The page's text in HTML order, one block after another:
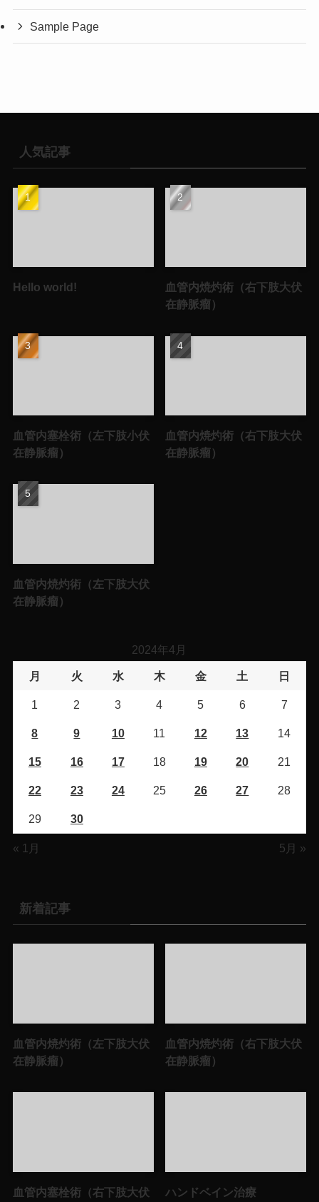
Sample Page
人気記事
Hello world!
血管内焼灼術（右下肢大伏
在静脈瘤）
血管内塞栓術（左下肢小伏
在静脈瘤）
血管内焼灼術（右下肢大伏
在静脈瘤）
血管内焼灼術（左下肢大伏
在静脈瘤）
2024年4月
月 火 水 木 金 土 日
1 2 3 4 5 6 7
8 9 10 11 12 13 14
15 16 17 18 19 20 21
22 23 24 25 26 27 28
29 30
« 1月 5月 »
新着記事
血管内焼灼術（左下肢大伏
在静脈瘤）
血管内焼灼術（右下肢大伏
在静脈瘤）
血管内塞栓術（右下肢大伏 ハンドベイン治療